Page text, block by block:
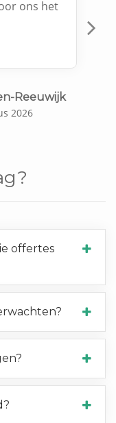
ons het
Reeuwijk
2026
offertes